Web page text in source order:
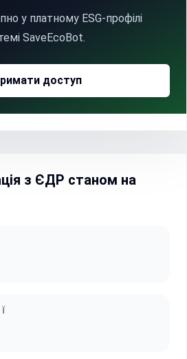
у платному ESG-профілі
SaveEcoBot.
доступ
з ЄДР станом на